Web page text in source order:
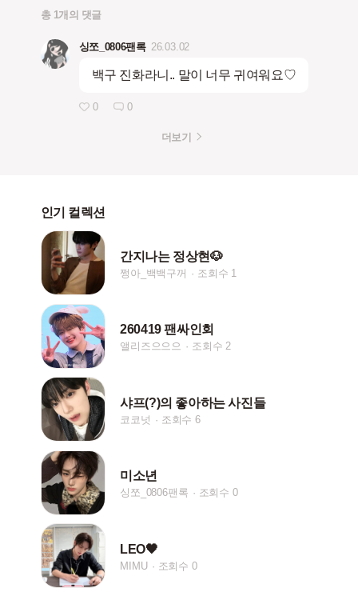
총 1개의 댓글
싱쪼_0806팬록 26.03.02
백구 진화라니.. 말이 너무 귀여워요♡
0 0
더보기
인기 컬렉션
간지나는 정상현🐶
쩡아_백백구꺼 조회수 1
260419 팬싸인회
앨리즈으으으 조회수 2
샤프(?)의 좋아하는 사진들
코코넛 조회수 6
미소년
싱쪼_0806팬록 조회수 0
LEO🖤
MIMU 조회수 0